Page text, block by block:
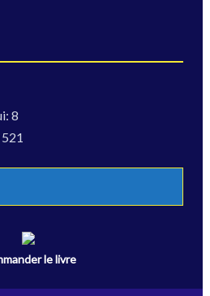
8
le livre